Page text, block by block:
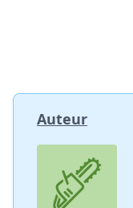
Auteur